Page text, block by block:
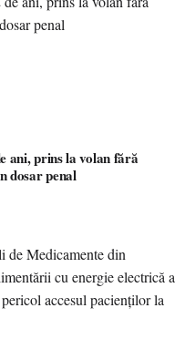
ani, prins la volan fără
dosar penal